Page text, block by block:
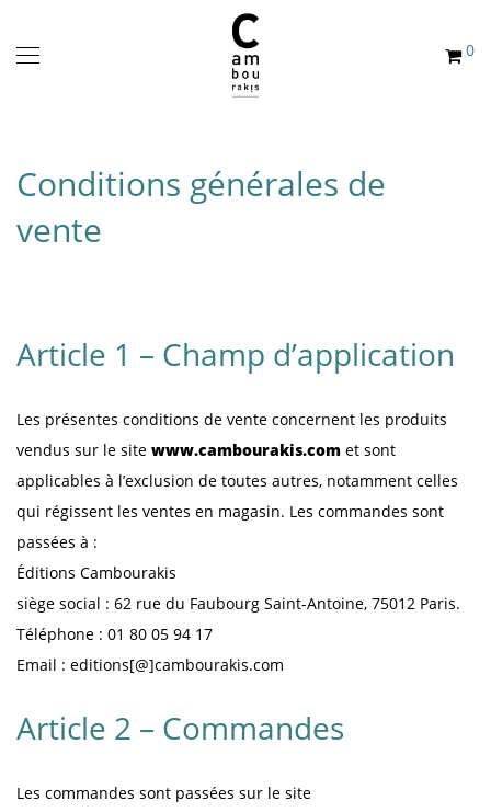
0
Conditions générales de
vente
Article 1 – Champ d’application
Les présentes conditions de vente concernent les produits
vendus sur le site www.cambourakis.com et sont
applicables à l’exclusion de toutes autres, notamment celles
qui régissent les ventes en magasin. Les commandes sont
passées à :
Éditions Cambourakis
siège social : 62 rue du Faubourg Saint-Antoine, 75012 Paris.
Téléphone : 01 80 05 94 17
Email : editions[@]cambourakis.com
Article 2 – Commandes
Les commandes sont passées sur le site